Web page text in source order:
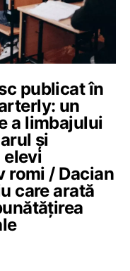
publicat în
un
a limbajului
și
elevi
romi / Dacian
care arată